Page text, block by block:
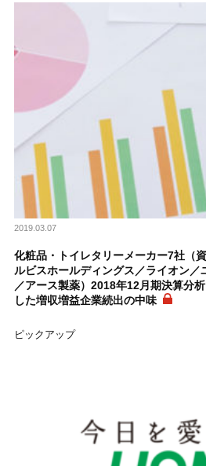
2019.03.07
化粧品・トイレタリーメーカー7社（
ルビスホールディングス／ライオン／
／アース製薬）2018年12月期決算分
した増収増益企業続出の中味
ピックアップ